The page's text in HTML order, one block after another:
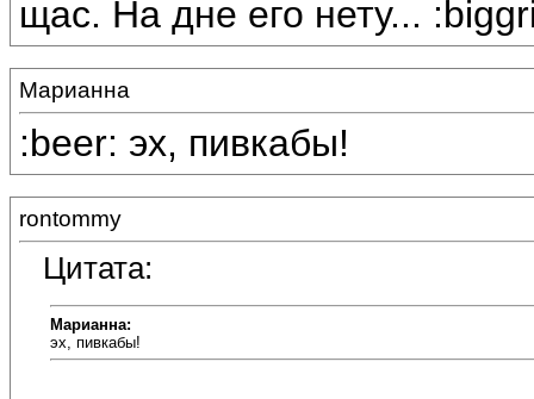
щас. На дне его нету...
Марианна
:beer: эх, пивкабы!
rontommy
Цитата:
Марианна:
эх, пивкабы!